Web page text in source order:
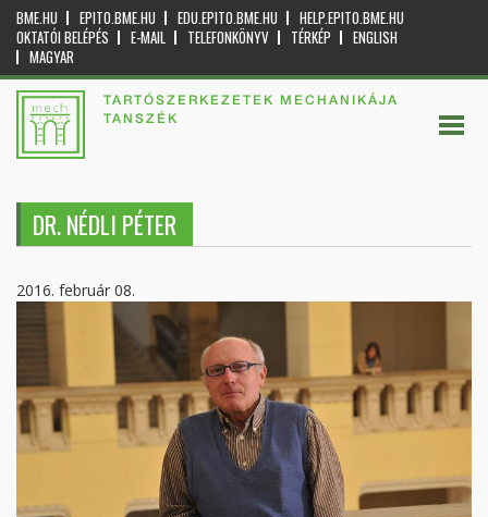
BME.HU EPITO.BME.HU EDU.EPITO.BME.HU
HELP.EPITO.BME.HU
OKTATÓI BELÉPÉS
E-MAIL TELEFONKÖNYV TÉRKÉP
ENGLISH
MAGYAR
TARTÓSZERKEZETEK MECHANIKÁJA
TANSZÉK
DR. NÉDLI PÉTER
2016. február 08.